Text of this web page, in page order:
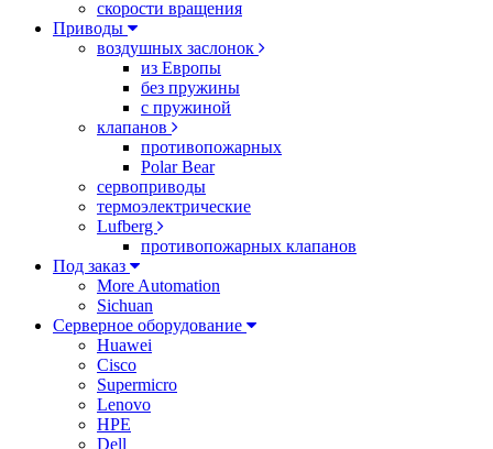
скорости вращения
Приводы
воздушных заслонок
из Европы
без пружины
с пружиной
клапанов
противопожарных
Polar Bear
сервоприводы
термоэлектрические
Lufberg
противопожарных клапанов
Под заказ
More Automation
Sichuan
Серверное оборудование
Huawei
Cisco
Supermicro
Lenovo
HPE
Dell